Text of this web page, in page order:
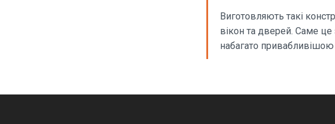
Виготовляють такі
вікон та дверей. Саме
набагато привабливішою